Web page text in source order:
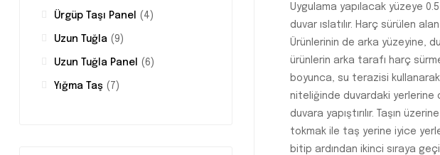
Uygulama yapılacak yüzeye
duvar ıslatılır. Harç sürülen
Ürünlerinin de arka yüzeyine,
ürünlerin arka tarafı harç
boyunca, su terazisi
niteliğinde duvardaki yerlerine
duvara yapıştırılır. Taşın
tokmak ile taş yerine iyice
bitip ardından ikinci sıraya
Ürgüp Taşı Panel (4)
Uzun Tuğla (9)
Uzun Tuğla Panel (6)
Yığma Taş (7)